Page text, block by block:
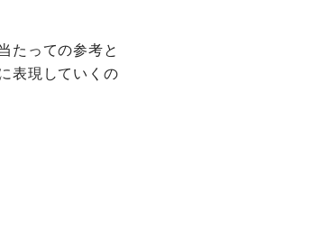
たっての参考と
表現していくの